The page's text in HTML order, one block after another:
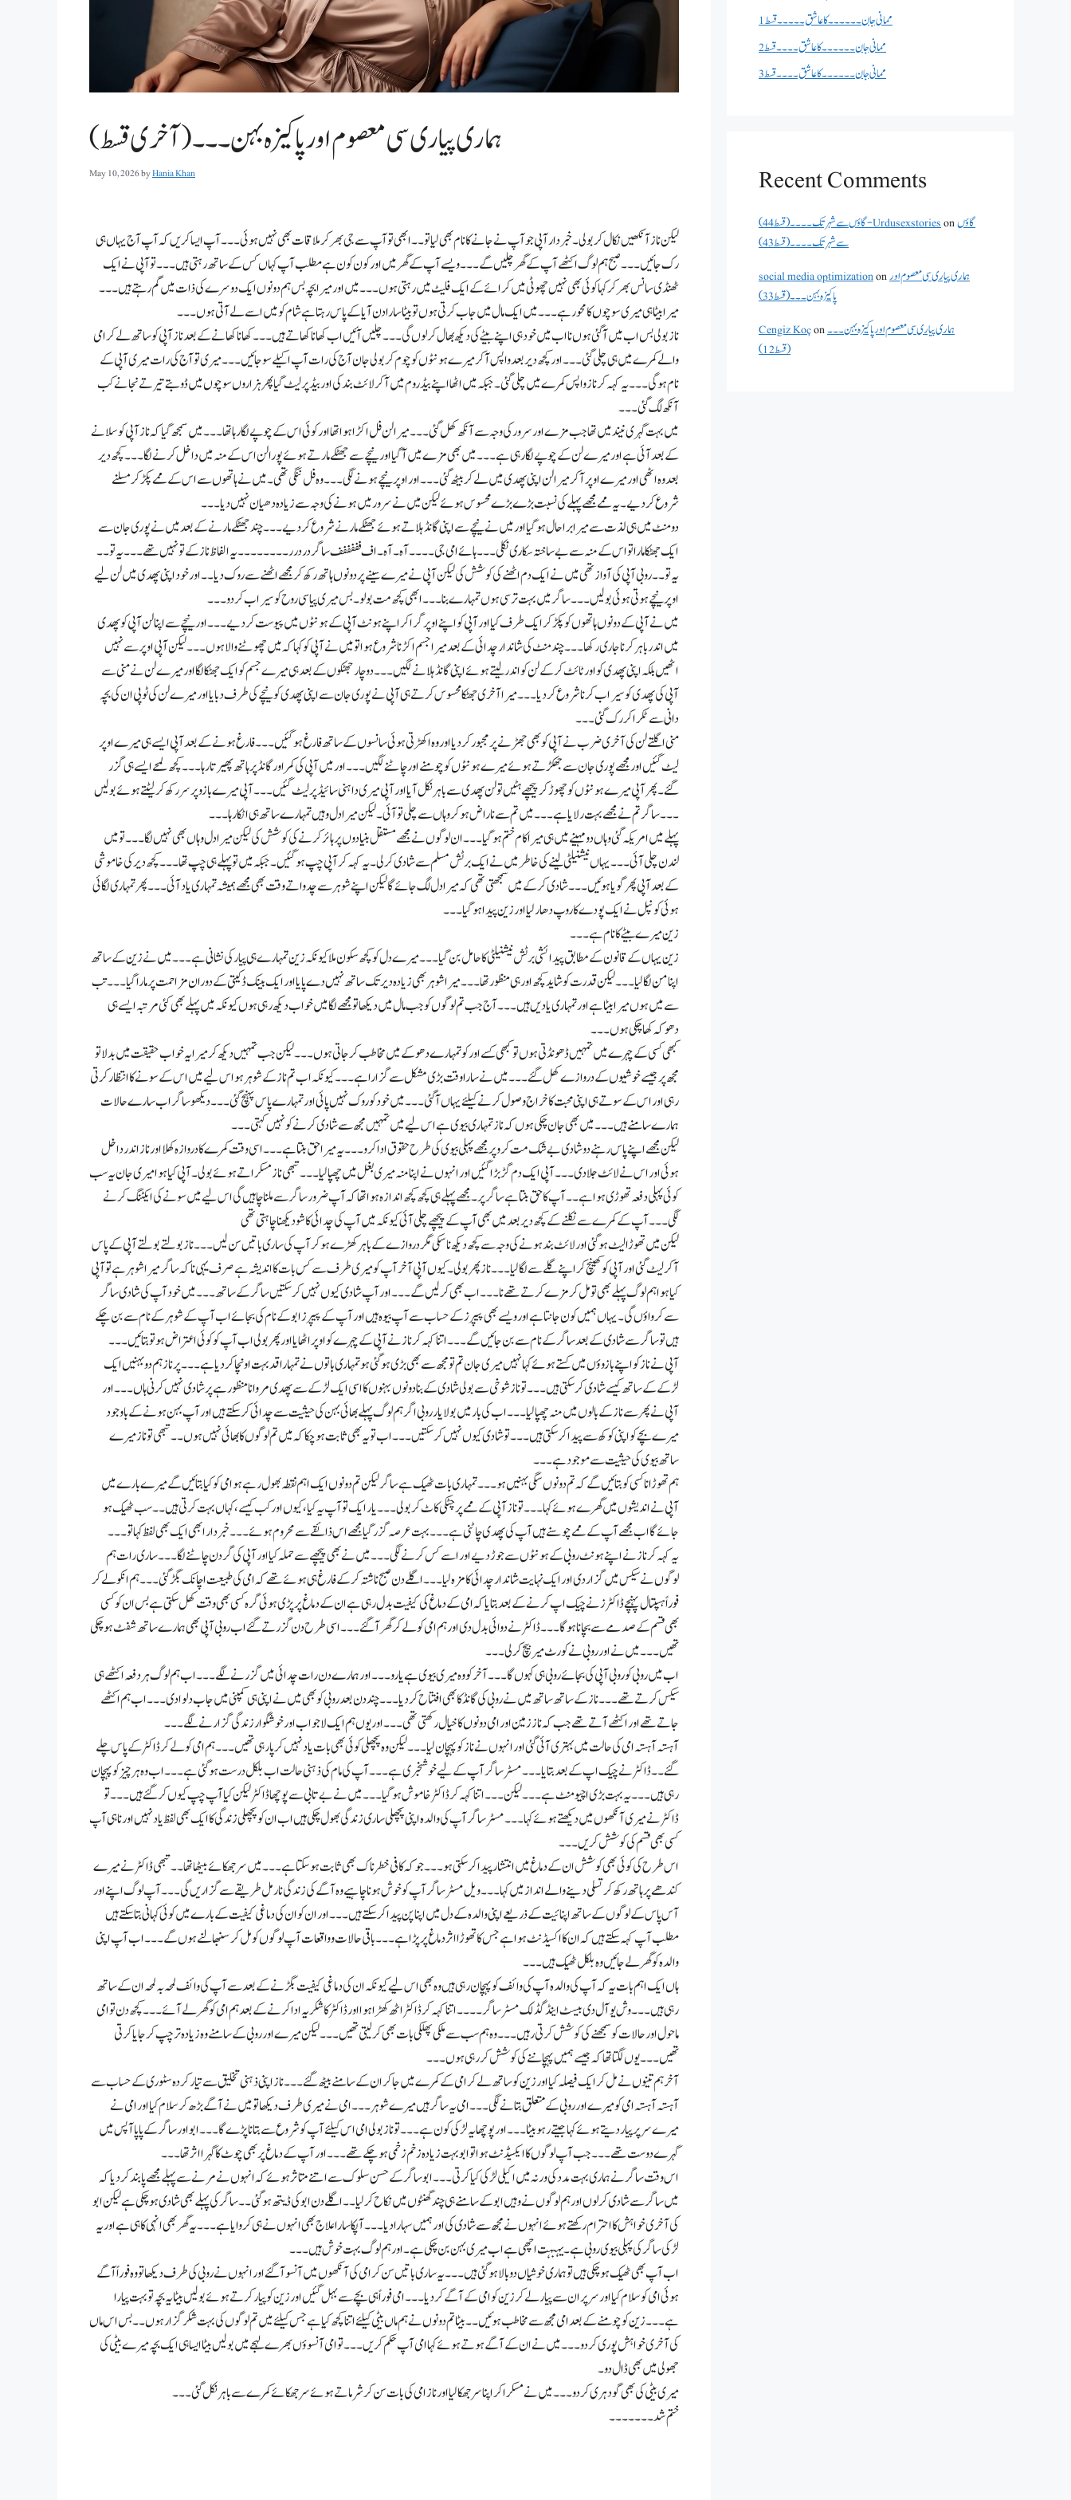
ہماری پیاری سی معصوم اور پاکیزہ بہن۔۔۔(آخری قسط)
May 10, 2026byHania Khan
لیکن ناز آنکھیں نکال کر بولی۔ خبر دار آپی جو آپ نے جانے کا نام بھی لیا تو۔۔ ابھی تو آپ سے جی بھر کر ملاقات بھی نہیں ہوئی۔۔۔ آپ ایسا کریں کہ آپ آج یہاں ہی
رک جائیں۔۔۔ صبح ہم لوگ اکٹھے آپ کے گھر چلیں گے۔۔۔ ویسے آپ کے گھر میں اور کون کون ہے مطلب آپ کہاں کس کے ساتھ رہتی ہیں۔۔۔ تو آپی نے ایک
ٹھنڈی سانس بھر کر کہا کوئی بھی نہیں چھوٹی میں کرائے کے ایک فلیٹ میں رہتی ہوں۔۔۔ میں اور میرا بچہ بس ہم دونوں ایک دوسرے کی ذات میں گم رہتے ہیں۔۔۔
میرا بیٹا ہی میری سوچوں کا محور ہے۔۔۔ میں ایک مال میں جاب کرتی ہوں تو بیٹا سارا دن آیا کے پاس رہتا ہے شام کو میں اسے لے آتی ہوں ۔۔۔
ناز بولی بس اب میں آگئی ہوں نا اب میں خود ہی اپنے بیٹے کی دیکھ بھال کر لوں گی۔۔۔ چلیں آئیں اب کھانا کھاتے ہیں۔۔۔ کھانا کھانے کے بعد ناز آپی کو ساتھ لے کر امی
والے کمرے میں ہی چلی گئی۔۔۔ اور کچھ دیر بعد واپس آکر میرے ہونٹوں کو چوم کر بولی جان آج کی رات آپ اکیلے سو جائیں۔۔۔ میری تو آج کی رات میری آپی کے
نام ہو گی۔۔۔ یہ کہہ کر ناز واپس کمرے میں چلی گئی۔ جبکہ میں اٹھا اپنے بیڈ روم میں آکر لائٹ بند کی اور بیڈ پر لیٹ گیا پھر ہزاروں سوچوں میں ڈوبتے تیرتے نجانے کب
آنکھ لگ گئی۔۔۔
میں بہت گہری نیند میں تھا جب مزے اور سرور کی وجہ سے آنکھ کھل گئی۔۔۔ میرا لن فل اکڑا ہوا تھا اور کوئی اس کے چوپے لگا رہا تھا۔۔۔ میں سمجھ گیا کہ ناز آپی کو سلانے
کے بعد آئی ہے اور میرے لن کے چوپے لگا رہی ہے۔۔۔ میں بھی مزے میں آگیا اور نیچے سے جھٹکے مارتے ہوئے پورا لن اس کے منہ میں داخل کرنے لگا۔۔۔ کچھ دیر
بعد وہ اٹھی اور میرے اوپر آکر میرا لن اپنی پھدی میں لے کر بیٹھ گئی۔۔۔ اور اوپر نیچے ہونے لگی۔۔۔ وہ فل ننگی تھی۔ میں نے ہاتھوں سے اس کے ممے پکڑ کر مسلنے
شروع کر دیے۔ یہ ممے مجھے پہلے کی نسبت بڑے بڑے محسوس ہوئے لیکن میں نے سرور میں ہونے کی وجہ سے زیادہ دھیان نہیں دیا۔۔۔
دو منٹ میں ہی لذت سے میرا برا حال ہو گیا اور میں نے نیچے سے اپنی گانڈ ہلاتے ہوئے جھٹکے مارنے شروع کر دیے۔۔۔ چند جھٹکے مارنے کے بعد میں نے پوری جان سے
ایک جھٹکا مارا تو اس کے منہ سے بے ساختہ سکاری نکلی۔۔۔ ہائے امی جی ۔۔۔۔ آہ۔ آہ۔ اف فففففف ساگر در در ر۔۔۔۔۔۔۔۔ یہ الفاظ ناز کے تو نہیں تھے۔۔۔ یہ تو۔۔
یہ تو ۔۔ روبی آپی کی آواز تھی میں نے ایک دم اٹھنے کی کوشش کی لیکن آپی نے میرے سینے پر دونوں ہاتھ رکھ کر مجھے اٹھنے سے روک دیا۔۔ اور خود اپنی پھدی میں لن لیے
اوپر نیچے ہوتی ہوئی بولیں ۔۔۔ ساگر میں بہت ترسی ہوں تمہارے بنا۔۔۔ ابھی کچھ مت بولو۔ بس میری پیاسی روح کو سیراب کر دو۔۔۔
میں نے آپی کے دونوں ہاتھوں کو پکڑ کر ایک طرف کیا اور آپی کو اپنے اوپر گرا کر اپنے ہونٹ آپی کے ہونٹوں میں پیوست کر دیے۔۔۔ اور نیچے سے اپنا لن آپی کو پھدی
میں اندر باہر کرنا جاری رکھا۔۔۔ چند منٹ کی شاندار چدائی کے بعد میرا جسم اکڑنا شروع ہوا تو میں نے آپی کو کہا کہ میں چھوٹنے والا ہوں۔۔۔ لیکن آپی اوپر سے نہیں
اٹھیں بلکہ اپنی پھدی کو اور ٹائٹ کر کے لن کو اندر لیتے ہوئے اپنی گانڈ ہلانے لگیں۔۔۔ دو چار جھٹکوں کے بعد ہی میرے جسم کو ایک جھٹکا لگا اور میرے لن نے منی سے
آپی کی پھدی کو سیراب کرنا شروع کر دیا۔۔۔ میرا آخری جھٹکا محسوس کرتے ہی آپی نے پوری جان سے اپنی پھدی کو نیچے کی طرف دبایا اور میرے لن کی ٹوپی ان کی بچہ
دانی سے ٹکرا کر رک گئی۔۔۔
منی اگلتے لن کی آخری ضرب نے آپی کو بھی جھڑنے پر مجبور کر دیا اور وہ اکھڑتی ہوئی سانسوں کے ساتھ فارغ ہو گئیں۔۔۔ فارغ ہونے کے بعد آپی ایسے ہی میرے اوپر
لیٹ گئیں اور مجھے پوری جان سے جھکڑتے ہوئے میرے ہونٹوں کو چومنے اور چاٹنے لگیں۔۔۔ اور میں آپی کی کمر اور گانڈ پر ہاتھ پھیرتا رہا۔۔۔ کچھ لمحے ایسے ہی گزر
گئے۔ پھر آپی میرے ہونٹوں کو چھوڑ کر پیچھے ہٹیں تو لن پھدی سے باہر نکل آیا اور آپی میری داہنی سائیڈ پر لیٹ گئیں۔۔۔ آپی میرے بازو پر سر رکھ کر لیٹتے ہوئے بولیں
۔۔۔ ساگر تم نے مجھے بہت رلایا ہے۔۔۔ میں تم سے ناراض ہو کر وہاں سے چلی تو آئی۔ لیکن میرا دل وہیں تمہارے ساتھ ہی اٹکا رہا۔۔۔
پہلے میں امریکہ گئی وہاں دو مہینے میں ہی میرا کام ختم ہو گیا۔۔۔ ان لوگوں نے مجھے مستقل بنیادوں پر ہائر کرنے کی کوشش کی لیکن میرا دل وہاں بھی نہیں لگا۔۔۔ تو میں
لندن چلی آئی۔۔۔ یہاں نیشنیلٹی لینے کی خاطر میں نے ایک برٹش مسلم سے شادی کر لی۔ یہ کہہ کر آپی چپ ہو گئیں۔ جبکہ میں تو پہلے ہی چپ تھا۔۔۔ کچھ دیر کی خاموشی
کے بعد آپی پھر گویا ہوئیں۔۔۔ شادی کر کے میں سمجھتی تھی کہ میرا دل لگ جائے گا لیکن اپنے شوہر سے چدواتے وقت بھی مجھے ہمیشہ تمہاری یاد آئی۔۔۔ پھر تمہاری لگائی
ہوئی کونپل نے ایک پودے کا روپ دھار لیا اور زین پیدا ہو گیا۔۔۔
زین میرے بیٹے کا نام ہے۔۔۔
زین یہاں کے قانون کے مطابق پیدائشی برٹش نیشنیلٹی کا حامل بن گیا۔۔۔ میرے دل کو کچھ سکون ملا کیونکہ زین تمہارے ہی پیار کی نشانی ہے۔۔۔ میں نے زین کے ساتھ
اپنا من لگا لیا۔۔۔ لیکن قدرت کو شاید کچھ اور ہی منظور تھا۔۔۔ میرا شوہر بھی زیادہ دیر تک ساتھ نہیں دے پایا اور ایک بینک ڈکیتی کے دوران مزاحمت پر مارا گیا۔۔۔ تب
سے میں ہوں میرا بیٹا ہے اور تمہاری یادیں ہیں۔۔۔ آج جب تم لوگوں کو جب مال میں دیکھا تو مجھے لگا میں خواب دیکھ رہی ہوں کیونکہ میں پہلے بھی کئی مرتبہ ایسے ہی
دھوکہ کھا چکی ہوں۔۔۔
کبھی کسی کے چہرے میں تمہیں ڈھونڈتی ہوں تو کبھی کسے اور کو تمہارے دھوکے میں مخاطب کر جاتی ہوں۔۔۔ لیکن جب تمہیں دیکھ کر میرا یہ خواب حقیقت میں بدلا تو
مجھ پر جیسے خوشیوں کے دروازے کھل گئے۔۔۔ میں نے سارا وقت بڑی مشکل سے گزارا ہے۔۔۔ کیونکہ اب تم ناز کے شوہر ہو اس لیے میں اس کے سونے کا انتظار کرتی
رہی اور اس کے سوتے ہی اپنی محبت کا خراج وصول کرنے کیلئے یہاں آگئی۔۔۔ میں خود کو روک نہیں پائی اور تمہارے پاس پہنچ گئی۔۔۔ دیکھو ساگر اب سارے حالات
ہمارے سامنے ہیں۔۔۔ میں بھی جان چکی ہوں کہ ناز تمہاری بیوی ہے اس لیے میں تمہیں مجھ سے شادی کرنے کو نہیں کہتی ۔۔۔
لیکن مجھے اپنے پاس رہنے دو شادی بے شک مت کرو پر مجھے پہلی بیوی کی طرح حقوق ادا کرو۔۔۔ یہ میرا حق بنتا ہے۔۔۔ اسی وقت کمرے کا دروازہ کھلا اور ناز اندر داخل
ہوئی اور اس نے لائٹ جلا دی۔۔۔ آپی ایک دم گڑ بڑا گئیں اور انہوں نے اپنا منہ میری بغل میں چھپا لیا۔۔۔ تبھی ناز مسکراتے ہوئے بولی۔ آپی کیا ہوا میری جان یہ سب
کوئی پہلی دفعہ تھوڑی ہوا ہے۔۔ آپ کا حق بنتا ہے ساگر پر۔ مجھے پہلے ہی کچھ کچھ اندازہ ہوا تھا کہ آپ ضرور ساگر سے ملنا چاہیں گی اس لیے میں سونے کی ایکٹنگ کرنے
لگی۔۔۔ آپ کے کمرے سے نکلنے کے کچھ دیر بعد میں بھی آپ کے پیچھے چلی آئی کیونکہ میں آپ کی چدائی کا شو دیکھنا چاہتی تھی
لیکن میں تھوڑا لیٹ ہو گئی اور لائٹ بند ہونے کی وجہ سے کچھ دیکھ نا سکی مگر دروازے کے باہر کھڑے ہو کر آپ کی ساری باتیں سن لیں۔۔۔ ناز بولتے بولتے آپی کے پاس
آکر لیٹ گئی اور آپی کو کھینچ کر اپنے گلے سے لگا لیا۔۔۔ ناز پھر بولی۔ کیوں آپی آخر آپ کو میری طرف سے کس بات کا اندیشہ ہے صرف یہی نا کہ ساگر میرا شوہر ہے تو آپی
کیا ہوا ہم لوگ پہلے بھی تو مل کر مزے کرتے تھے نا۔۔۔ اب بھی کر لیں گے ۔۔۔ اور آپ شادی کیوں نہیں کر سکتیں ساگر کے ساتھ۔۔۔ میں خود آپ کی شادی ساگر
سے کرواؤں گی۔ یہاں ہمیں کون جانتا ہے اور ویسے بھی پیپرز کے حساب سے آپ بیوہ ہیں اور آپ کے پیپرز ابو کے نام کی بجائے اب آپ کے شوہر کے نام سے بن چکے
ہیں تو ساگر سے شادی کے بعد ساگر کے نام سے بن جائیں گے۔۔۔ اتنا کہہ کر ناز نے آپی کے چہرے کو اوپر اٹھایا اور پھر بولی اب آپ کو کوئی اعتراض ہو تو بتائیں۔۔۔
آپی نے ناز کو اپنے بازوؤں میں کستے ہوئے کہا نہیں میری جان تم تو مجھ سے بھی بڑی ہو گئی ہو تمہاری باتوں نے تمہارا قد بہت اونچا کر دیا ہے۔۔۔ پر ناز ہم دو بہنیں ایک
لڑکے کے ساتھ کیسے شادی کر سکتی ہیں۔۔۔ تو ناز شوخی سے بولی شادی کے بنا دونوں بہنوں کا اسی ایک لڑکے سے پھدی مروانا منظور ہے پر شادی نہیں کرنی ہاں۔۔۔ اور
آپی نے پھر سے ناز کے بالوں میں منہ چھپا لیا۔۔۔ اب کی بار میں بولا یار روبی اگر ہم لوگ پہلے بھائی بہن کی حیثیت سے چدائی کر سکتے ہیں اور آپ بہن ہونے کے باوجود
میرے بچے کو اپنی کوکھ سے پیدا کر سکتی ہیں۔۔۔ تو شادی کیوں نہیں کر سکتیں۔۔۔ اب تو یہ بھی ثابت ہو چکا کہ میں تم لوگوں کا بھائی نہیں ہوں۔۔ تبھی تو ناز میرے
ساتھ بیوی کی حیثیت سے موجود ہے۔۔۔
ہم تھوڑانا کسی کو بتائیں گے کہ تم دونوں سگی بہنیں ہو۔۔۔ تمہاری بات ٹھیک ہے ساگر لیکن تم دونوں ایک اہم نقطہ بھول رہے ہو امی کو کیا بتائیں گے میرے بارے میں
آپی نے اندیشوں میں گھرے ہوئے کہا۔۔۔ تو ناز آپی کے ممے پر چٹکی کاٹ کر بولی۔۔۔ یار ایک تو آپ یہ کیا، کیوں اور کب کیسے ، کہاں بہت کرتی ہیں۔۔ سب ٹھیک ہو
جائے گا اب مجھے آپ کے ممے چوسنے ہیں آپ کی پھدی چاٹنی ہے۔۔۔ بہت عرصہ گزر گیا مجھے اس ذائقے سے محروم ہوئے۔۔۔ خبر دار ابھی ایک بھی لفظ کہا تو۔۔۔
یہ کہہ کر ناز نے اپنے ہونٹ روبی کے ہونٹوں سے جوڑ دیے اور اسے کس کرنے لگی۔۔۔ میں نے بھی پیچھے سے حملہ کیا اور آپی کی گردن چاٹنے لگا۔۔۔ ساری رات ہم
لوگوں نے سیکس میں گزار دی اور ایک نہایت شاندار چدائی کا مزہ لیا۔۔۔ اگلے دن صبح ناشتہ کر کے فارغ ہی ہوئے تھے کہ امی کی طبیعت اچانک بگڑ گئی۔۔۔ ہم انکو لے کر
فوراً ہسپتال پہنچے ڈاکٹر ز نے چیک اپ کرنے کے بعد بتایا کہ امی کے دماغ کی کیفیت بدل رہی ہے ان کے دماغ پر پڑی ہوئی گرہ کسی بھی وقت کھل سکتی ہے بس ان کو کسی
بھی قسم کے صدمے سے بچانا ہوگا۔۔۔ ڈاکٹر نے دوائی بدل دی اور ہم امی کو لے کر گھر آگئے۔۔۔ اسی طرح دن گزرتے گئے اب روبی آپی بھی ہمارے ساتھ شفٹ ہو چکی
تھیں۔۔۔ میں نے اور روبی نے کورٹ میر بیچ کر لی۔۔۔
اب میں روبی کو روبی آپی کی بجائے روبی ہی کہوں گا۔۔۔ آخر کو وہ میری بیوی ہے یارو۔۔۔ اور ہمارے دن رات چدائی میں گزرنے لگے۔۔۔ اب ہم لوگ ہر دفعہ اکٹھے ہی
سیکس کرتے تھے۔۔۔ ناز کے ساتھ ساتھ میں نے روبی کی گانڈ کا بھی افتتاح کر دیا۔۔۔ چند دن بعد روبی کو بھی میں نے اپنی ہی کمپنی میں جاب دلوادی۔۔۔ اب ہم اکٹھے
جاتے تھے اور اکٹھے آتے تھے جب کہ ناز زمین اور امی دونوں کا خیال رکھتی تھی۔۔۔ اور یوں ہم ایک لا جواب اور خوشگوار زندگی گزارنے لگے۔۔۔
آہستہ آہستہ امی کی حالت میں بہتری آئی گئی اور انہوں نے ناز کو پہچان لیا۔۔۔ لیکن وہ پچھلی کوئی بھی بات یاد نہیں کر پارہی تھیں۔۔۔ ہم امی کو لے کر ڈاکٹر کے پاس چلے
گئے ۔۔ ڈاکٹر نے چیک اپ کے بعد بتایا۔۔۔ مسٹر ساگر آپ کے لیے خوشخبری ہے۔۔۔ آپ کی مام کی ذہنی حالت اب بلکل درست ہو گئی ہے۔۔۔ اب وہ ہر چیز کو پہچان
رہی ہیں۔۔۔ یہ بہت بڑی اچیومنٹ ہے۔۔۔ لیکن۔۔۔ اتنا کہہ کر ڈاکٹر خاموش ہو گیا۔۔۔ میں نے بے تابی سے پوچھا ڈا کٹر لیکن کیا آپ چپ کیوں کر گئے ہیں۔۔۔ تو
ڈاکٹر نے میری آنکھوں میں دیکھتے ہوئے کہا۔۔۔ مسٹر ساگر آپ کی والدہ اپنی پچھلی ساری زندگی بھول چکی ہیں اب ان کو پچھلی زندگی کا ایک بھی لفظ یاد نہیں اور ناہی آپ
کسی بھی قسم کی کوشش کریں۔۔۔
اس طرح کی کوئی بھی کوشش ان کے دماغ میں انتشار پیدا کر سکتی ہو۔۔۔ جو کہ کافی خطر ناک بھی ثابت ہو سکتا ہے۔۔۔ میں سر جھکائے بیٹھا تھا۔۔ تبھی ڈاکٹر نے میرے
کندھے پر ہاتھ رکھ کر تسلی دینے والے انداز میں کہا۔۔۔ ویل مسٹر ساگر آپ کو خوش ہونا چاہیے وہ آگے کی زندگی نارمل طریقے سے گزاریں گی۔۔۔ آپ لوگ اپنے اور
آس پاس کے لوگوں کے ساتھ اپنائیت کے ذریعے اپنی والدہ کے دل میں اپنا پن پیدا کر سکتے ہیں۔۔۔ اور ان کو ان کی دماغی کیفیت کے بارے میں کوئی کہانی بتا سکتے ہیں
مطلب آپ کہہ سکتے ہیں کہ ان کا اکسیڈنٹ ہوا ہے جس کا تھوڑا اثر دماغ پر پڑا ہے۔۔۔ باقی حالات و واقعات آپ لوگوں کو مل کر سنبھالنے ہوں گے۔۔۔ اب آپ اپنی
والدہ کو گھر لے جائیں وہ بلکل ٹھیک ہیں۔۔۔
ہاں ایک اہم بات یہ کہ آپ کی والدہ آپ کی وائف کو پہچان رہی ہیں وہ بھی اس لیے کیونکہ ان کی دماغی کیفیت بگڑنے کے بعد سے آپ کی وائف لمحہ بہ لمحہ ان کے ساتھ
رہی ہیں۔۔۔ وش یو آل دی بیسٹ اینڈ گڈ لک مسٹر ساگر ۔۔۔۔ اتنا کہہ کر ڈاکٹر اٹھ کھڑا ہوا اور ڈاکٹر کا شکریہ ادا کرنے کے بعد ہم امی کو گھر لے آئے۔۔۔ کچھ دن تو امی
ماحول اور حالات کو سمجھنے کی کوشش کرتی رہیں۔۔۔ وہ ہم سب سے ملکی پھلکی بات بھی کر لیتی تھیں۔۔۔ لیکن میرے اور روبی کے سامنے وہ زیادہ تر چپ کر جایا کرتی
تھیں۔۔۔ یوں لگتا تھا کہ جیسے ہمیں پہچاننے کی کوشش کر رہی ہوں۔۔۔
آخر ہم تینوں نے مل کر ایک فیصلہ کیا اور زین کو ساتھ لے کر امی کے کمرے میں جاکر ان کے سامنے بیٹھ گئے۔۔۔ ناز اپنی ذہنی تخلیق سے تیار کردہ سٹوری کے حساب سے
آہستہ آہستہ امی کو میرے اور روبی کے متعلق بتانے لگی ۔۔۔ امی یہ ساگر ہیں میرے شوہر ۔۔۔امی نے میری طرف دیکھا تو میں نے آگے بڑھ کر سلام کیا اور امی نے
میرے سر پر پیار دیتے ہوئے کہا جیتے رہو بیٹا۔۔۔ اور پوچھا یہ لڑکی کون ہے۔۔۔ تو ناز بولی امی اس کیلئے آپ کو شروع سے بتانا پڑے گا۔۔۔ ابو اور ساگر کے پاپا آپس میں
گہرے دوست تھے۔۔۔ جب آپ لوگوں کا ایکسیڈنٹ ہوا تو ابو بہت زیادہ زخم زخمی ہو چکے تھے۔۔۔ اور آپ کے دماغ پر بھی چوٹ کا گہرا اثر تھا۔۔۔
اس وقت ساگر نے ہماری بہت مدد کی ورنہ میں اکیلی لڑکی کیا کرتی۔۔۔ ابو ساگر کے حسن سلوک سے اتنے متاثر ہوئے کہ انہوں نے مرنے سے پہلے مجھے پابند کر دیا کہ
میں ساگر سے شادی کر لوں اور ہم لوگوں نے وہیں ابو کے سامنے ہی چند گھنٹوں میں نکاح کر لیا۔۔ اگلے دن ابو کی ڈیتھ ہو گئی۔۔ ساگر کی پہلے بھی شادی ہو چکی ہے لیکن ابو
کی آخری خواہش کا احترام رکھتے ہوئے انہوں نے مجھ سے شادی کی اور ہمیں سہارا دیا۔۔۔ آپکا سارا علاج بھی انہوں نے ہی کروایا ہے۔۔۔ یہ گھر بھی انہی کا ہی ہے اور یہ
لڑکی ساگر کی پہلی بیوی روبی ہے۔ یہبہت اچھی ہے اب میری بہن بن چکی ہے۔ اور ہم لوگ بہت خوش ہیں۔۔۔
اب آپ بھی ٹھیک ہو چکی ہیں تو ہماری خوشیاں دوبالا ہو گئی ہیں۔۔۔ یہ ساری باتیں سن کر امی کی آنکھوں میں آنسو آگئے اور انہوں نے روبی کی طرف دیکھا تو وہ فوراً آگے
ہوئی امی کو سلام کیا اور سر پر ان سے پیار لے کر زین کو امی کے آگے کر دیا۔۔۔ امی فوراً ہی بچے سے بہل گئیں اور زین کو پیار کرتے ہوئے بولیں بیٹا یہ بچہ تو بہت پیارا
ہے۔۔۔ زین کو چومنے کے بعد امی مجھ سے مخاطب ہوئیں۔۔ بیٹا تم دونوں نے ہم ماں بیٹی کیلئے اتنا کچھ کیا ہے جس کیلئے میں تم لوگوں کی بہت شکر گزار ہوں۔۔ بس اس ماں
کی آخری خواہش پوری کر دو۔۔۔ میں نے ان کے آگے ہوتے ہوئے کہا امی آپ حکم کریں۔۔۔ تو امی آنسوؤں بھرے لہجے میں بولیں بیٹا ایسا ہی ایک بچہ میرے بیٹی کی
جھولی میں بھی ڈال دو۔
میری بیٹی کی بھی گود ہری کر دو۔۔۔ میں نے مسکرا کر اپنا سر جھکا لیا اور ناز امی کی بات سن کر شرماتے ہوئے سر جھکائے کمرے سے باہر نکل گئی۔۔۔
ختم شد ۔۔۔۔۔۔۔
ممانی جان ۔۔۔۔۔۔کا عاشق ۔۔۔۔۔قسط 1
ممانی جان ۔۔۔۔۔۔کا عاشق ۔۔۔۔قسط 2
ممانی جان ۔۔۔۔۔۔کا عاشق ۔۔۔۔قسط 3
Recent Comments
گاؤں سے شہر تک۔۔۔۔(قسط 44) - Urdusexstoriesonگاؤں
سے شہر تک۔۔۔۔(قسط 43)
social media optimizationonہماری پیاری سی معصوم اور
پاکیزہ بہن۔۔۔(قسط33)
Cengiz Koçonہماری پیاری سی معصوم اور پاکیزہ بہن۔۔۔
(قسط12)